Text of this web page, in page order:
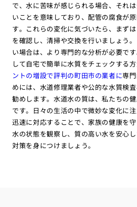
で、水に苦味が感じられる場合、それ
いことを意味しており、配管の腐食が
す。これらの変化に気づいたら、まず
を確認し、清掃や交換を行いましょう
い場合は、より専門的な分析が必要で
して自宅で簡単に水質をチェックする方
ントの増設で評判の町田市の業者に専
めには、水道修理業者や公的な水質検
勧めします。水道水の質は、私たちの
です。日々の生活の中で微妙な変化に
迅速に対応することで、家族の健康を
水の状態を観察し、質の高い水を安心
対策を身につけましょう。